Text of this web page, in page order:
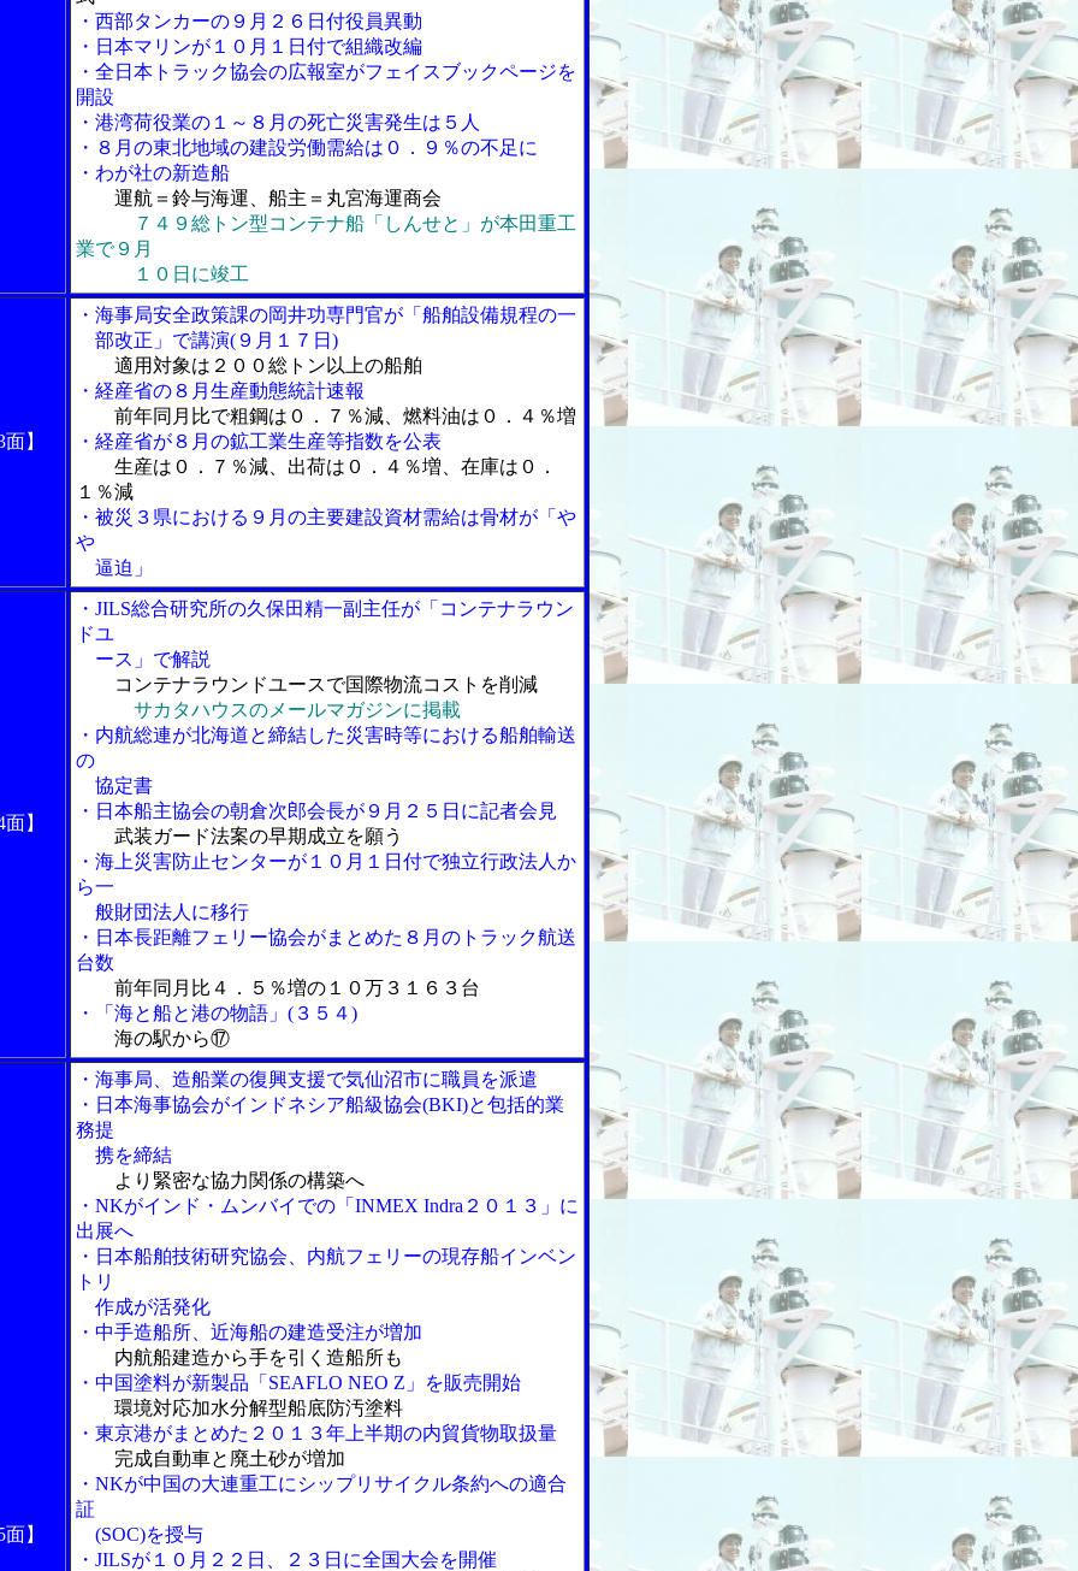
・西部タンカーの９月２６日付役員異動
・日本マリンが１０月１日付で組織改編
・全日本トラック協会の広報室がフェイスブックページを
開設
・港湾荷役業の１～８月の死亡災害発生は５人
・８月の東北地域の建設労働需給は０．９％の不足に
・わが社の新造船
運航＝鈴与海運、船主＝丸宮海運商会
７４９総トン型コンテナ船「しんせと」が本田重工
業で９月
１０日に竣工
】
・海事局安全政策課の岡井功専門官が「船舶設備規程の一
部改正」で講演(９月１７日)
適用対象は２００総トン以上の船舶
・経産省の８月生産動態統計速報
前年同月比で粗鋼は０．７％減、燃料油は０．４％増
・経産省が８月の鉱工業生産等指数を公表
生産は０．７％減、出荷は０．４％増、在庫は０．
１％減
・被災３県における９月の主要建設資材需給は骨材が「や
や
逼迫」
】
・JILS総合研究所の久保田精一副主任が「コンテナラウン
ドユ
ース」で解説
コンテナラウンドユースで国際物流コストを削減
サカタハウスのメールマガジンに掲載
・内航総連が北海道と締結した災害時等における船舶輸送
の
協定書
・日本船主協会の朝倉次郎会長が９月２５日に記者会見
武装ガード法案の早期成立を願う
・海上災害防止センターが１０月１日付で独立行政法人か
ら一
般財団法人に移行
・日本長距離フェリー協会がまとめた８月のトラック航送
台数
前年同月比４．５％増の１０万３１６３台
・「海と船と港の物語」(３５４)
海の駅から⑰
】
・海事局、造船業の復興支援で気仙沼市に職員を派遣
・日本海事協会がインドネシア船級協会(BKI)と包括的業
務提
携を締結
より緊密な協力関係の構築へ
・NKがインド・ムンバイでの「INMEX Indra２０１３」に
出展へ
・日本船舶技術研究協会、内航フェリーの現存船インベン
トリ
作成が活発化
・中手造船所、近海船の建造受注が増加
内航船建造から手を引く造船所も
・中国塗料が新製品「SEAFLO NEO Z」を販売開始
環境対応加水分解型船底防汚塗料
・東京港がまとめた２０１３年上半期の内貿貨物取扱量
完成自動車と廃土砂が増加
・NKが中国の大連重工にシップリサイクル条約への適合
証
(SOC)を授与
・JILSが１０月２２日、２３日に全国大会を開催